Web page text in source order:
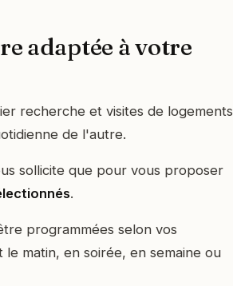
adaptée à votre
recherche et visites de logements
de l'autre.
sollicite que pour vous proposer
.
programmées selon vos
le matin, en soirée, en semaine ou